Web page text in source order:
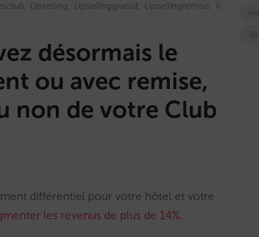
Upselling Upsellinggratuit Upsellingremise
désormais le
ou avec remise,
non de votre Club
différentiel pour votre hôtel et votre
les revenus de plus de 14%.